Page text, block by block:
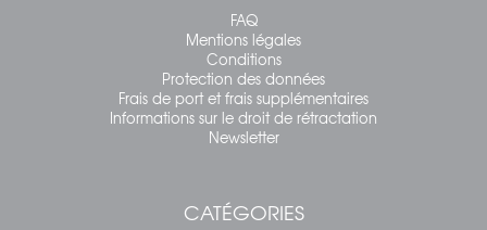
FAQ
Mentions légales
Conditions
Protection des données
Frais de port et frais supplémentaires
Informations sur le droit de rétractation
Newsletter
CATÉGORIES